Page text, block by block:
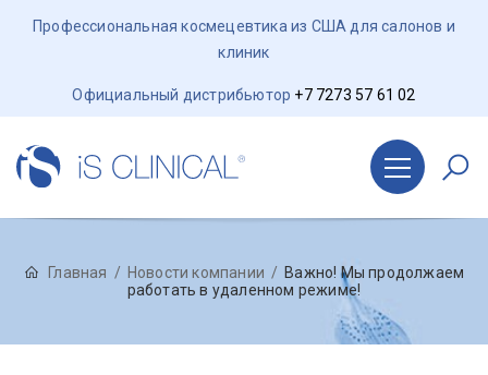
Профессиональная космецевтика из США для салонов и
клиник
Официальный дистрибьютор +7 7273 57 61 02
Главная Новости компании
Важно! Мы продолжаем
работать в удаленном режиме!